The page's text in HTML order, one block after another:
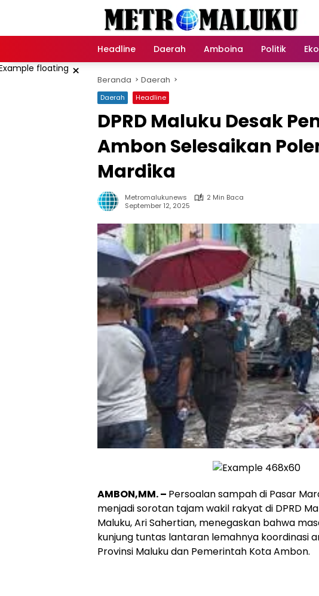
Headline Daerah Amboina Politik
× Beranda Daerah
Daerah Headline
DPRD Maluku Desak
Ambon Selesaikan
Mardika
Metromalukunews
2 Min Baca
September 12, 2025
AMBON,MM. – Persoalan sampah di Pasar
menjadi sorotan tajam wakil rakyat di DPRD
Maluku, Ari Sahertian, menegaskan bahwa
kunjung tuntas lantaran lemahnya koordinasi
Provinsi Maluku dan Pemerintah Kota Ambon.